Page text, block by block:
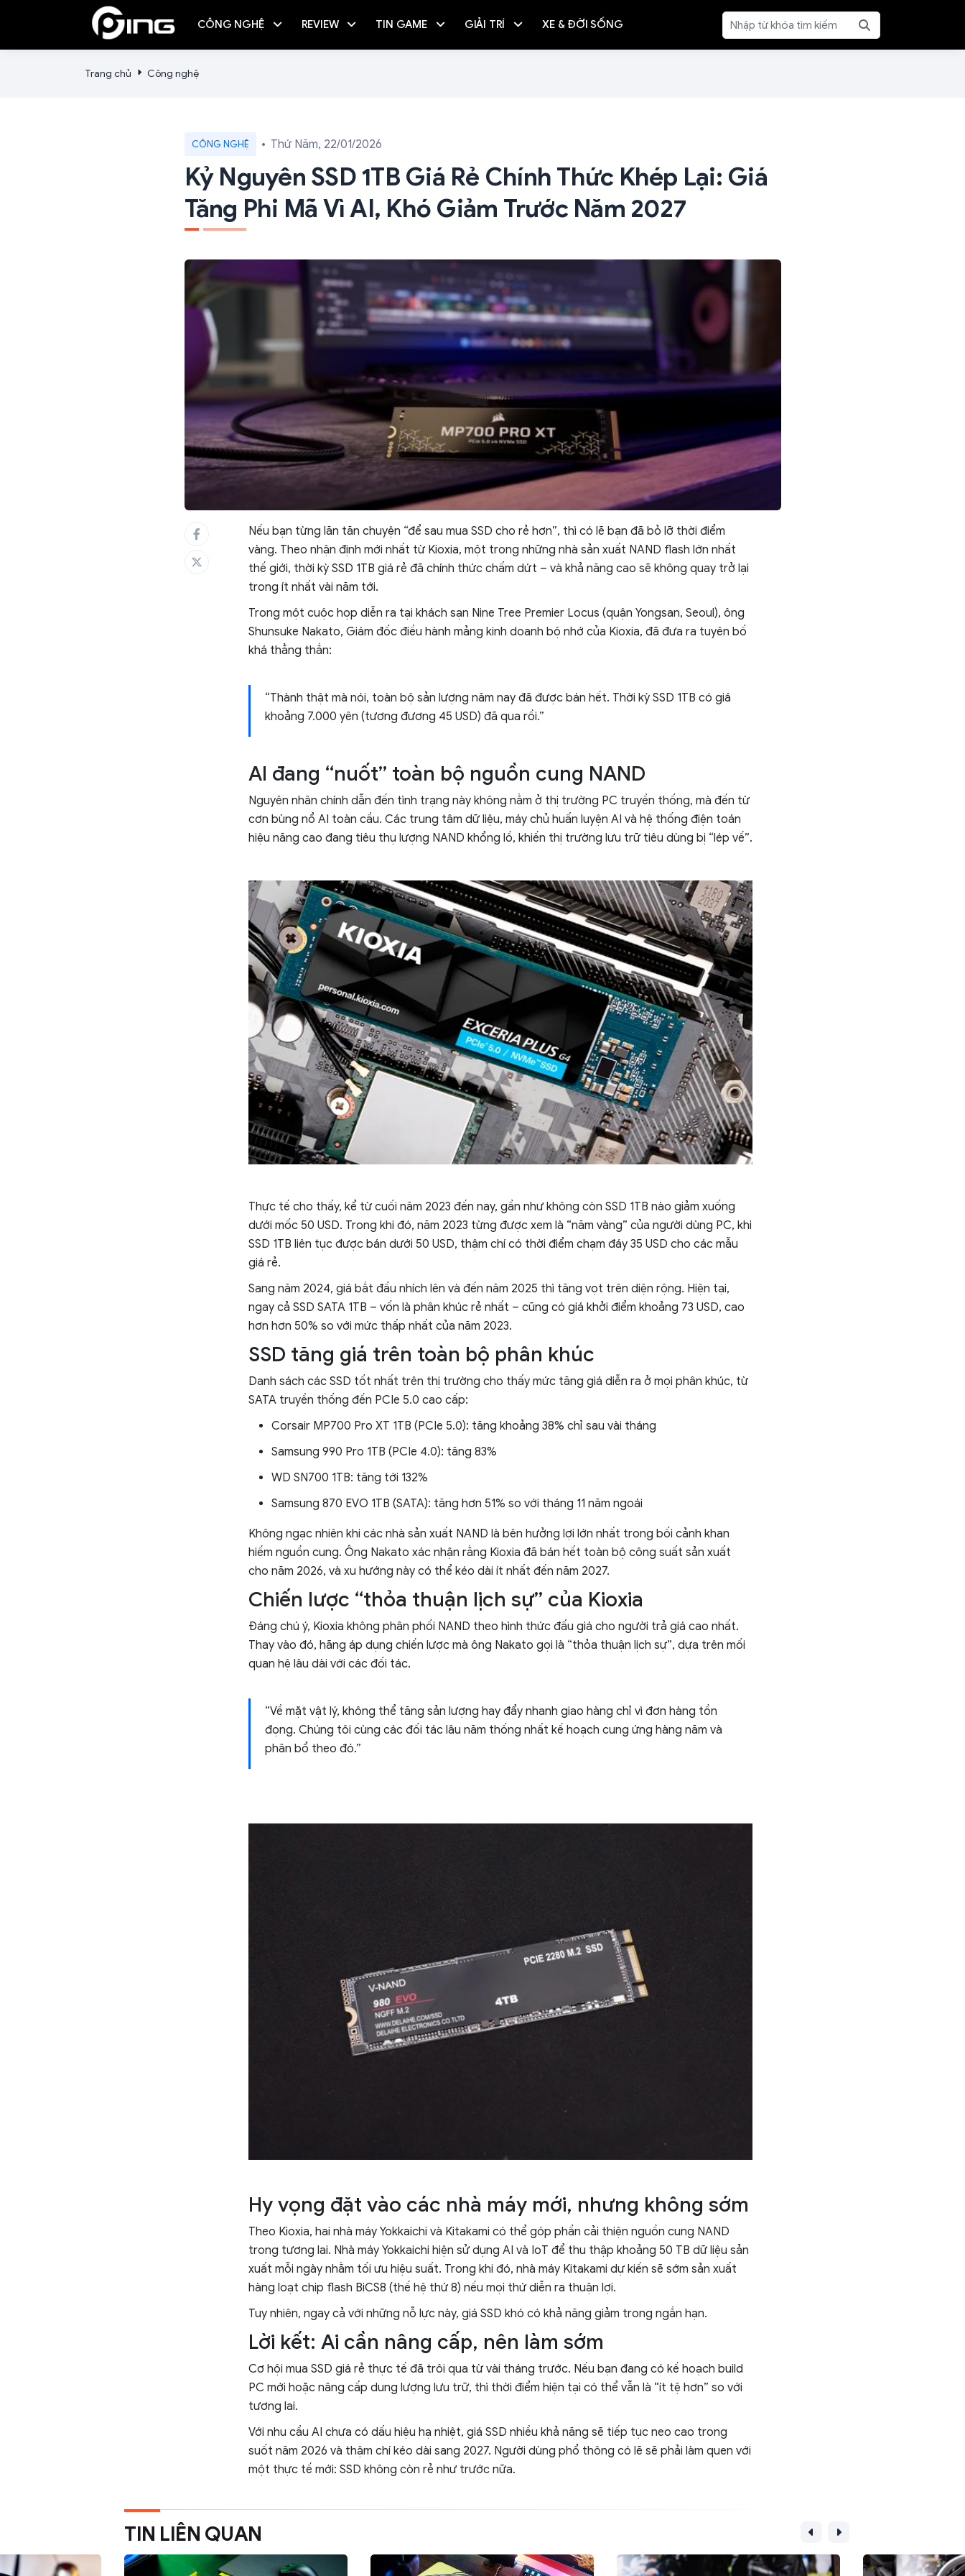
CÔNG NGHỆ REVIEW TIN GAME GIẢI TRÍ XE & ĐỜI SỐNG
Trang chủ Công nghệ
CÔNG NGHỆ Thứ Năm, 22/01/2026
Kỷ Nguyên SSD 1TB Giá Rẻ Chính Thức Khép Lại: Giá
Tăng Phi Mã Vì AI, Khó Giảm Trước Năm 2027
Nếu bạn từng lăn tăn chuyện “để sau mua SSD cho rẻ hơn”, thì có lẽ bạn đã bỏ lỡ thời điểm
vàng. Theo nhận định mới nhất từ Kioxia, một trong những nhà sản xuất NAND flash lớn nhất
thế giới, thời kỳ SSD 1TB giá rẻ đã chính thức chấm dứt – và khả năng cao sẽ không quay trở lại
trong ít nhất vài năm tới.
Trong một cuộc họp diễn ra tại khách sạn Nine Tree Premier Locus (quận Yongsan, Seoul), ông
Shunsuke Nakato, Giám đốc điều hành mảng kinh doanh bộ nhớ của Kioxia, đã đưa ra tuyên bố
khá thẳng thắn:
“Thành thật mà nói, toàn bộ sản lượng năm nay đã được bán hết. Thời kỳ SSD 1TB có giá
khoảng 7.000 yên (tương đương 45 USD) đã qua rồi.”
AI đang “nuốt” toàn bộ nguồn cung NAND
Nguyên nhân chính dẫn đến tình trạng này không nằm ở thị trường PC truyền thống, mà đến từ
cơn bùng nổ AI toàn cầu. Các trung tâm dữ liệu, máy chủ huấn luyện AI và hệ thống điện toán
hiệu năng cao đang tiêu thụ lượng NAND khổng lồ, khiến thị trường lưu trữ tiêu dùng bị “lép vế”.
Thực tế cho thấy, kể từ cuối năm 2023 đến nay, gần như không còn SSD 1TB nào giảm xuống
dưới mốc 50 USD. Trong khi đó, năm 2023 từng được xem là “năm vàng” của người dùng PC, khi
SSD 1TB liên tục được bán dưới 50 USD, thậm chí có thời điểm chạm đáy 35 USD cho các mẫu
giá rẻ.
Sang năm 2024, giá bắt đầu nhích lên và đến năm 2025 thì tăng vọt trên diện rộng. Hiện tại,
ngay cả SSD SATA 1TB – vốn là phân khúc rẻ nhất – cũng có giá khởi điểm khoảng 73 USD, cao
hơn hơn 50% so với mức thấp nhất của năm 2023.
SSD tăng giá trên toàn bộ phân khúc
Danh sách các SSD tốt nhất trên thị trường cho thấy mức tăng giá diễn ra ở mọi phân khúc, từ
SATA truyền thống đến PCIe 5.0 cao cấp:
Corsair MP700 Pro XT 1TB (PCIe 5.0): tăng khoảng 38% chỉ sau vài tháng
Samsung 990 Pro 1TB (PCIe 4.0): tăng 83%
WD SN700 1TB: tăng tới 132%
Samsung 870 EVO 1TB (SATA): tăng hơn 51% so với tháng 11 năm ngoái
Không ngạc nhiên khi các nhà sản xuất NAND là bên hưởng lợi lớn nhất trong bối cảnh khan
hiếm nguồn cung. Ông Nakato xác nhận rằng Kioxia đã bán hết toàn bộ công suất sản xuất
cho năm 2026, và xu hướng này có thể kéo dài ít nhất đến năm 2027.
Chiến lược “thỏa thuận lịch sự” của Kioxia
Đáng chú ý, Kioxia không phân phối NAND theo hình thức đấu giá cho người trả giá cao nhất.
Thay vào đó, hãng áp dụng chiến lược mà ông Nakato gọi là “thỏa thuận lịch sự”, dựa trên mối
quan hệ lâu dài với các đối tác.
“Về mặt vật lý, không thể tăng sản lượng hay đẩy nhanh giao hàng chỉ vì đơn hàng tồn
đọng. Chúng tôi cùng các đối tác lâu năm thống nhất kế hoạch cung ứng hàng năm và
phân bổ theo đó.”
Hy vọng đặt vào các nhà máy mới, nhưng không sớm
Theo Kioxia, hai nhà máy Yokkaichi và Kitakami có thể góp phần cải thiện nguồn cung NAND
trong tương lai. Nhà máy Yokkaichi hiện sử dụng AI và IoT để thu thập khoảng 50 TB dữ liệu sản
xuất mỗi ngày nhằm tối ưu hiệu suất. Trong khi đó, nhà máy Kitakami dự kiến sẽ sớm sản xuất
hàng loạt chip flash BiCS8 (thế hệ thứ 8) nếu mọi thứ diễn ra thuận lợi.
Tuy nhiên, ngay cả với những nỗ lực này, giá SSD khó có khả năng giảm trong ngắn hạn.
Lời kết: Ai cần nâng cấp, nên làm sớm
Cơ hội mua SSD giá rẻ thực tế đã trôi qua từ vài tháng trước. Nếu bạn đang có kế hoạch build
PC mới hoặc nâng cấp dung lượng lưu trữ, thì thời điểm hiện tại có thể vẫn là “ít tệ hơn” so với
tương lai.
Với nhu cầu AI chưa có dấu hiệu hạ nhiệt, giá SSD nhiều khả năng sẽ tiếp tục neo cao trong
suốt năm 2026 và thậm chí kéo dài sang 2027. Người dùng phổ thông có lẽ sẽ phải làm quen với
một thực tế mới: SSD không còn rẻ như trước nữa.
TIN LIÊN QUAN